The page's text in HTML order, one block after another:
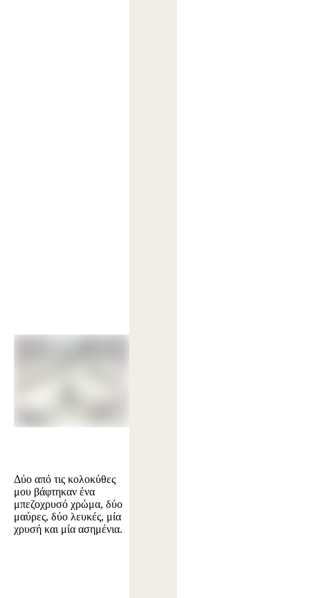
Δύο από τις κολοκύθες
μου βάφτηκαν ένα
μπεζοχρυσό χρώμα, δύο
μαύρες, δύο λευκές, μία
χρυσή και μία ασημένια.